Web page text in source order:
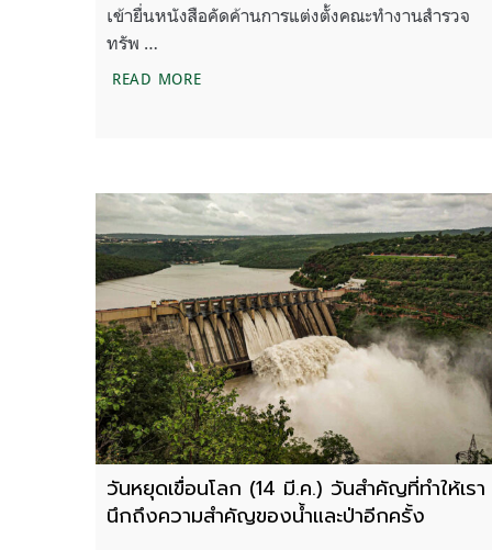
เข้ายื่นหนังสือคัดค้านการแต่งตั้งคณะทํางานสํารวจ
ทรัพ …
READ MOREค้านตั้งคณะทํางานสํารวจทรัพย์สินฯ อ่างเ
วันหยุดเขื่อนโลก (14 มี.ค.) วันสำคัญที่ทำให้เรา
นึกถึงความสำคัญของน้ำและป่าอีกครั้ง